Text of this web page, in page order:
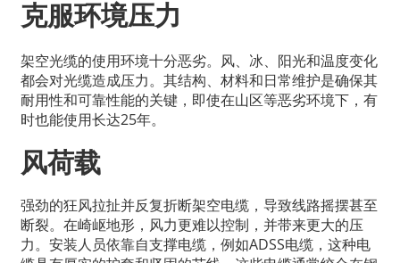
克服环境压力
架空光缆的使用环境十分恶劣。风、冰、阳光和温度变化
都会对光缆造成压力。其结构、材料和日常维护是确保其
耐用性和可靠性能的关键，即使在山区等恶劣环境下，有
时也能使用长达25年。
风荷载
强劲的狂风拉扯并反复折断架空电缆，导致线路摇摆甚至
断裂。在崎岖地形，风力更难以控制，并带来更大的压
力。安装人员依靠自支撑电缆，例如ADSS电缆，这种电